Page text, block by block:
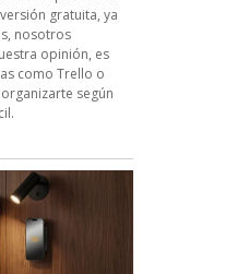
gratuita, ya
nosotros
opinión, es
como Trello o
según